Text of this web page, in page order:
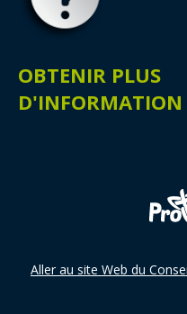
OBTENIR PLUS
D'INFORMATION
Aller au site Web du